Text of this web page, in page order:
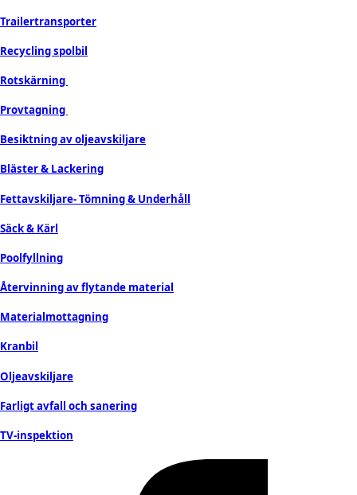
Trailertransporter
Recycling spolbil
Rotskärning
Provtagning
Besiktning av oljeavskiljare
Bläster & Lackering
Fettavskiljare- Tömning & Underhåll
Säck & Kärl
Poolfyllning
Återvinning av flytande material
Materialmottagning
Kranbil
Oljeavskiljare
Farligt avfall och sanering
TV-inspektion